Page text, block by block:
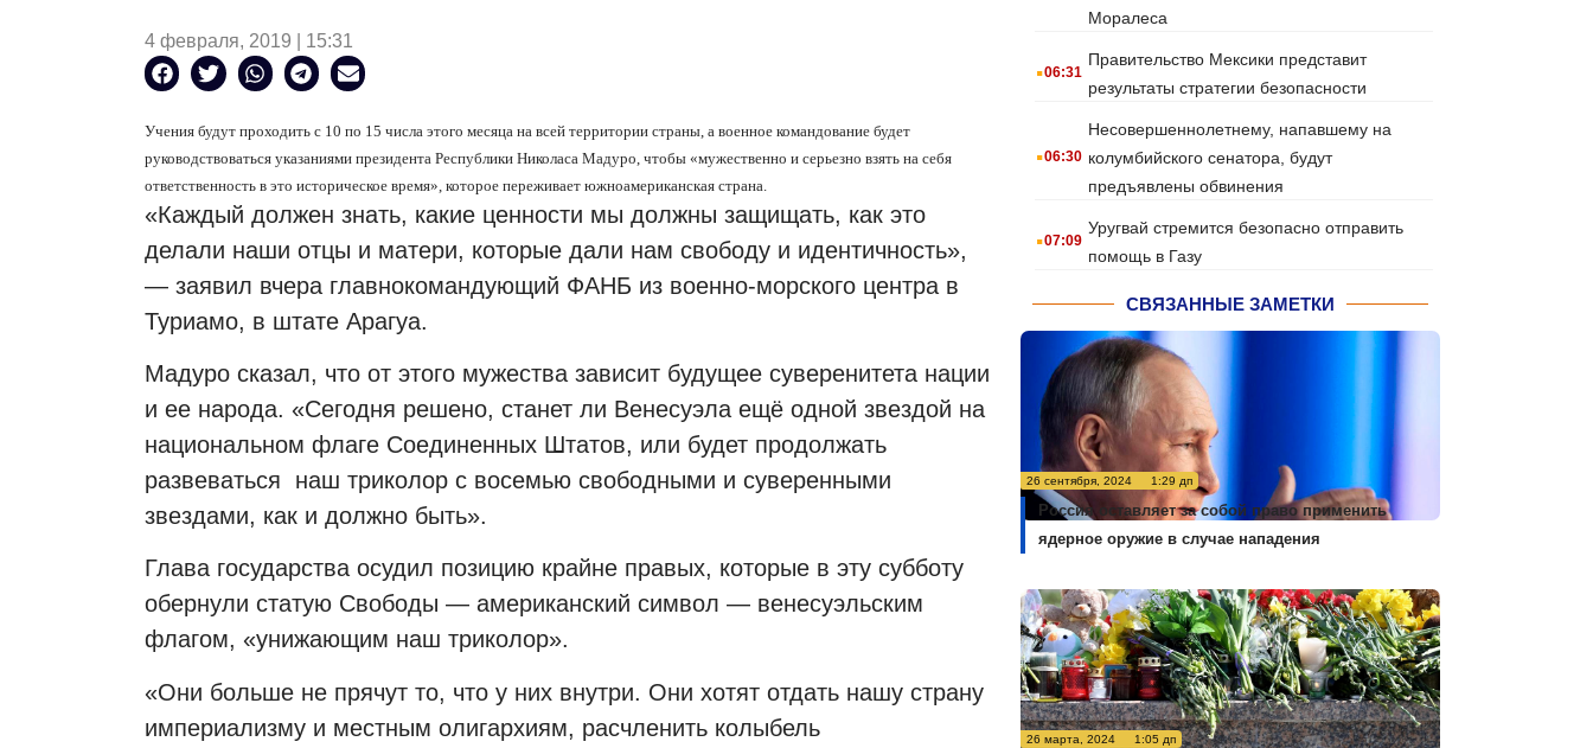
4 февраля, 2019 | 15:31
Учения будут проходить с 10 по 15 числа этого месяца на всей территории страны, а военное командование будет
руководствоваться указаниями президента Республики Николаса Мадуро, чтобы «мужественно и серьезно взять на себя
ответственность в это историческое время», которое переживает южноамериканская страна.
«Каждый должен знать, какие ценности мы должны защищать, как это
делали наши отцы и матери, которые дали нам свободу и идентичность»,
— заявил вчера главнокомандующий ФАНБ из военно-морского центра в
Туриамо, в штате Арагуа.
Мадуро сказал, что от этого мужества зависит будущее суверенитета нации
и ее народа. «Сегодня решено, станет ли Венесуэла ещё одной звездой на
национальном флаге Соединенных Штатов, или будет продолжать
развеваться
наш триколор с восемью свободными и суверенными
звездами, как и должно быть».
Глава государства осудил позицию крайне правых, которые в эту субботу
обернули статую Свободы — американский символ — венесуэльским
флагом, «унижающим наш триколор».
«Они больше не прячут то, что у них внутри. Они хотят отдать нашу страну
империализму и местным олигархиям, расчленить колыбель
Моралеса
.06:31
Правительство Мексики представит
результаты стратегии безопасности
.06:30
Несовершеннолетнему, напавшему на
колумбийского сенатора, будут
предъявлены обвинения
.07:09
Уругвай стремится безопасно отправить
помощь в Газу
СВЯЗАННЫЕ ЗАМЕТКИ
26 сентября, 2024 1:29 дп
Россия оставляет за собой право применить
ядерное оружие в случае нападения
26 марта, 2024 1:05 дп